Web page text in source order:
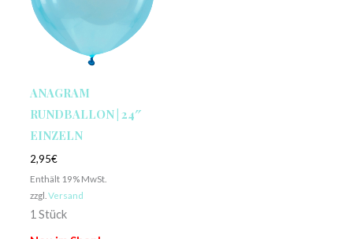
ANAGRAM
RUNDBALLON | 24″
EINZELN
2,95€
Enthält 19% MwSt.
zzgl. Versand
1 Stück